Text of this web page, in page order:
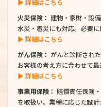
▶ 詳細はこちら
火災保険： 建物・家財・設
水災・雹災にも対応。必要に
▶ 詳細はこちら
がん保険： がんと診断され
お客様の考え方に合わせて最
▶ 詳細はこちら
事業用保険： 賠償責任保険
を取扱い。業種に応じた設計